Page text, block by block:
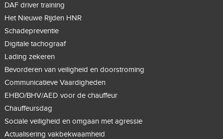
DAF driver training
Het Nieuwe Rijden HNR
Schadepreventie
Digitale tachograaf
Lading zekeren
Bevorderen van veiligheid en doorstroming
Communicatieve Vaardigheden
EHBO/BHV/AED voor de chauffeur
Chauffeursdag
Sociale veiligheid en omgaan met agressie
Actualisering vakbekwaamheid